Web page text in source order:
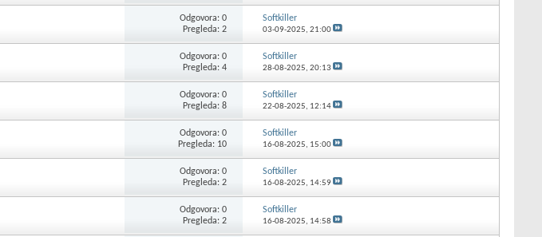
Odgovora: 0
Pregleda: 2
Softkiller
03-09-2025, 21:00
Odgovora: 0
Pregleda: 4
Softkiller
28-08-2025, 20:13
Odgovora: 0
Pregleda: 8
Softkiller
22-08-2025, 12:14
Odgovora: 0
Pregleda: 10
Softkiller
16-08-2025, 15:00
Odgovora: 0
Pregleda: 2
Softkiller
16-08-2025, 14:59
Odgovora: 0
Pregleda: 2
Softkiller
16-08-2025, 14:58